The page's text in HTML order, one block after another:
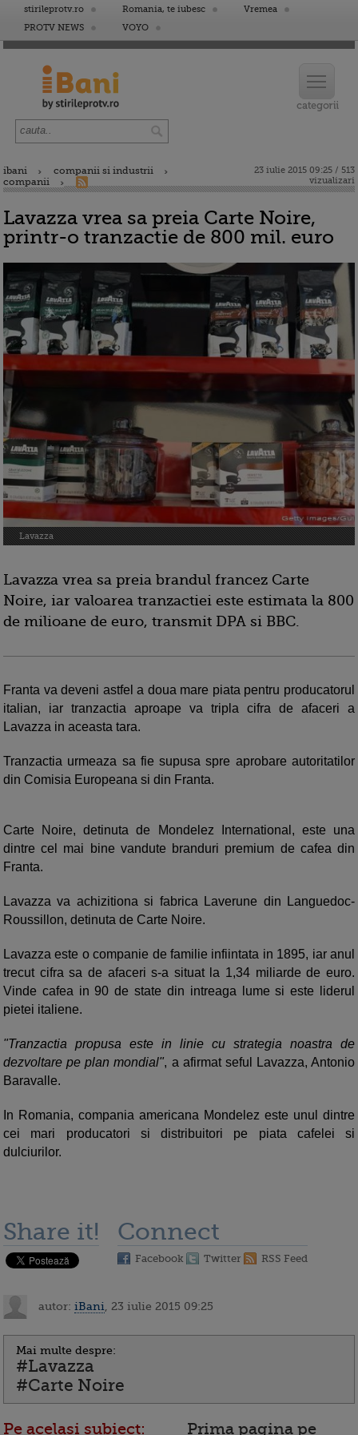
stirileprotv.ro Romania, te iubesc
Vremea
PROTV NEWS
VOYO
ibani
companii si industrii
companii
23 iulie 2015 09:25 / 513
vizualizari
Lavazza vrea sa preia Carte Noire,
printr-o tranzactie de 800 mil. euro
Lavazza
Lavazza vrea sa preia brandul francez Carte
Noire, iar valoarea tranzactiei este estimata la 800
de milioane de euro, transmit DPA si BBC.
Franta va deveni astfel a doua mare piata pentru producatorul
italian, iar tranzactia aproape va tripla cifra de afaceri a
Lavazza in aceasta tara.
Tranzactia urmeaza sa fie supusa spre aprobare autoritatilor
din Comisia Europeana si din Franta.
Carte Noire, detinuta de Mondelez International, este una
dintre cel mai bine vandute branduri premium de cafea din
Franta.
Lavazza va achizitiona si fabrica Laverune din Languedoc-
Roussillon, detinuta de Carte Noire.
Lavazza este o companie de familie infiintata in 1895, iar anul
trecut cifra sa de afaceri s-a situat la 1,34 miliarde de euro.
Vinde cafea in 90 de state din intreaga lume si este liderul
pietei italiene.
"Tranzactia propusa este in linie cu strategia noastra de
dezvoltare pe plan mondial", a afirmat seful Lavazza, Antonio
Baravalle.
In Romania, compania americana Mondelez este unul dintre
cei mari producatori si distribuitori pe piata cafelei si
dulciurilor.
Share it! Connect
Facebook Twitter RSS Feed
autor: iBani , 23 iulie 2015 09:25
Mai multe despre:
#Lavazza
#Carte Noire
Pe acelasi subiect:
Prima pagina pe